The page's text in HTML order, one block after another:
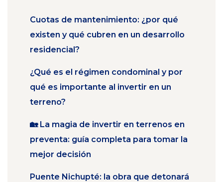
Cuotas de mantenimiento: ¿por qué
existen y qué cubren en un desarrollo
residencial?
¿Qué es el régimen condominal y por
qué es importante al invertir en un
terreno?
🏡 La magia de invertir en terrenos en
preventa: guía completa para tomar la
mejor decisión
Puente Nichupté: la obra que detonará